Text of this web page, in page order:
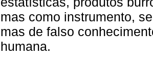
mas como instrumento,
mas de falso
humana.